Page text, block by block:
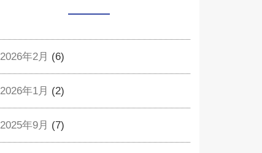
2026年2月 (6)
2026年1月 (2)
2025年9月 (7)